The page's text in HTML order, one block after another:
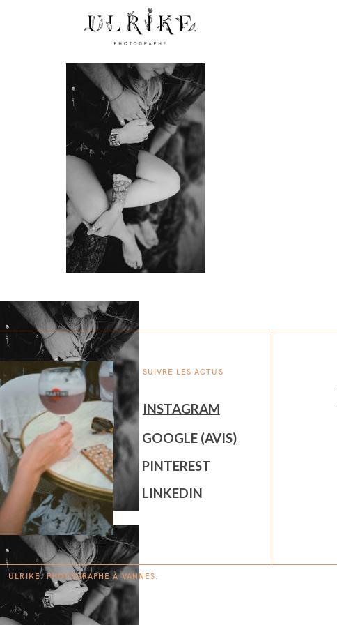
SUIVRE LES ACTUS
INSTAGRAM
GOOGLE (AVIS)
PINTEREST
LINKEDIN
ULRIKE. PHOTOGRAPHE ÀVAN NES.